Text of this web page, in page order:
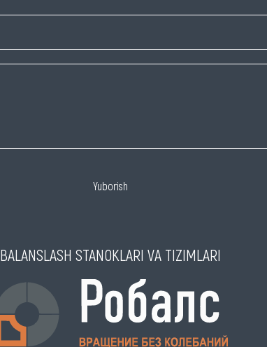
Yuborish
BALANSLASH STANOKLARI VA TIZIMLARI